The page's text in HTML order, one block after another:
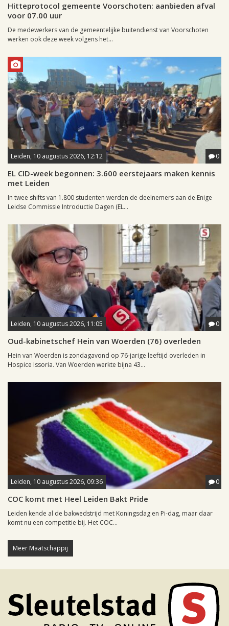
Hitteprotocol gemeente Voorschoten: aanbieden afval
voor 07.00 uur
De medewerkers van de gemeentelijke buitendienst van Voorschoten
werken ook deze week volgens het...
Leiden, 10 augustus 2026, 12:12 0
EL CID-week begonnen: 3.600 eerstejaars maken kennis
met Leiden
In twee shifts van 1.800 studenten werden de deelnemers aan de Enige
Leidse Commissie Introductie Dagen (EL...
Leiden, 10 augustus 2026, 11:05 0
Oud-kabinetschef Hein van Woerden (76) overleden
Hein van Woerden is zondagavond op 76-jarige leeftijd overleden in
Hospice Issoria. Van Woerden werkte bijna 43...
Leiden, 10 augustus 2026, 09:36 0
COC komt met Heel Leiden Bakt Pride
Leiden kende al de bakwedstrijd met Koningsdag en Pi-dag, maar daar
komt nu een competitie bij. Het COC...
Meer Maatschappij